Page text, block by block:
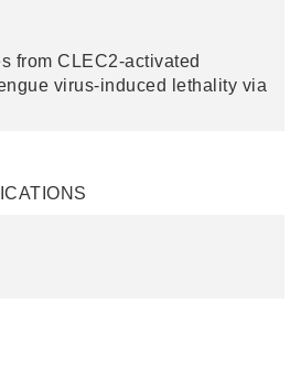
from CLEC2-activated
virus-induced lethality via